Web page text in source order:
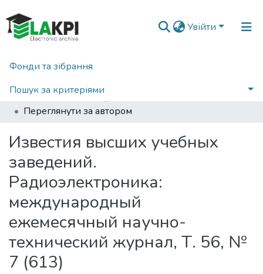
Увійти
Фонди та зібрання
Пошук за критеріями
Головна
Наукова періодика
Переглянути за автором
Известия высших учебных
заведений.
Радиоэлектроника:
международный
ежемесячный научно-
технический журнал, Т. 56, №
7 (613)